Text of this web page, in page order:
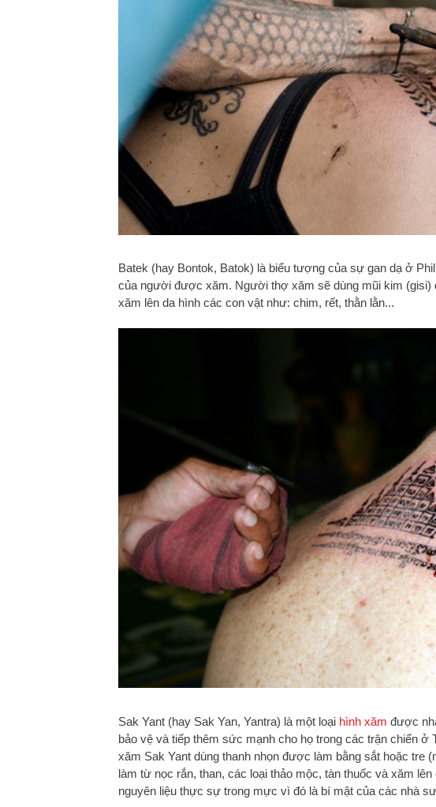
Batek (hay Bontok, Batok) là biểu tượng của sự gan dạ ở
của người được xăm. Người thợ xăm sẽ dùng mũi kim (gisi)
xăm lên da hình các con vật như: chim, rết, thằn lằn...
Sak Yant (hay Sak Yan, Yantra) là một loại hình xăm được
bảo vệ và tiếp thêm sức mạnh cho họ trong các trận chiến ở
xăm Sak Yant dùng thanh nhọn được làm bằng sắt hoặc tre
làm từ nọc rắn, than, các loại thảo mộc, tàn thuốc và xăm
nguyên liệu thực sự trong mực vì đó là bí mật của các nhà